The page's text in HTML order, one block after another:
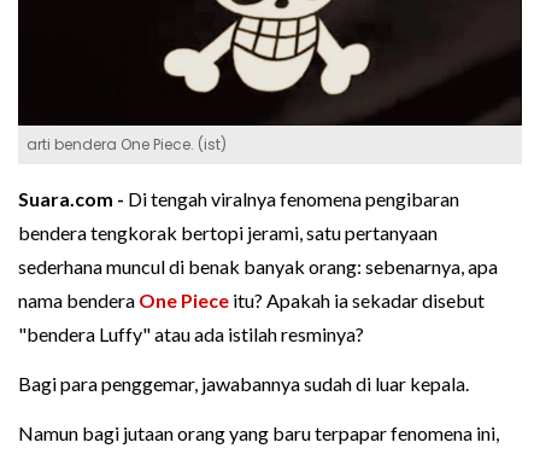
arti bendera One Piece. (ist)
Suara.com - Di tengah viralnya fenomena pengibaran
bendera tengkorak bertopi jerami, satu pertanyaan
sederhana muncul di benak banyak orang: sebenarnya, apa
nama bendera One Piece itu? Apakah ia sekadar disebut
"bendera Luffy" atau ada istilah resminya?
Bagi para penggemar, jawabannya sudah di luar kepala.
Namun bagi jutaan orang yang baru terpapar fenomena ini,